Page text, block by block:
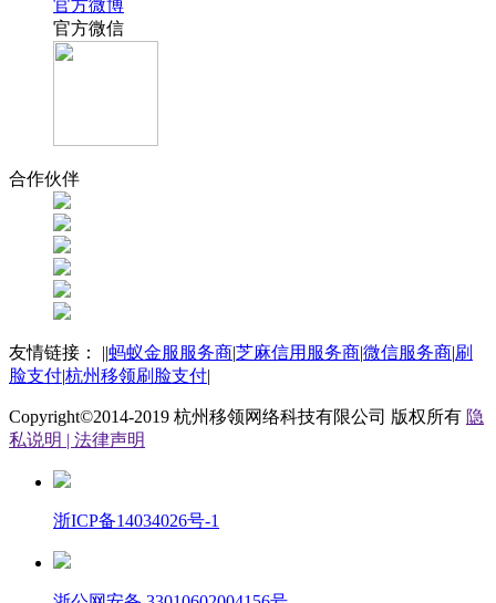
官方微博
官方微信
合作伙伴
友情链接： ||蚂蚁金服服务商|芝麻信用服务商|微信服务商|刷
脸支付|杭州移领刷脸支付|
Copyright©2014-2019 杭州移领网络科技有限公司 版权所有 隐
私说明 | 法律声明
浙ICP备14034026号-1